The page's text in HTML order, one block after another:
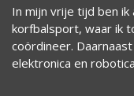
In mijn vrije tijd ben ik
korfbalsport, waar ik
coördineer.
elektronica en